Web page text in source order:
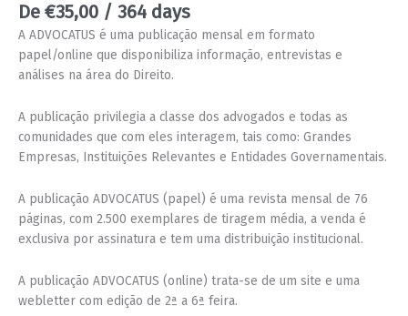
De €35,00 / 364 days
A ADVOCATUS é uma publicação mensal em formato
papel/online que disponibiliza informação, entrevistas e
análises na área do Direito.
A publicação privilegia a classe dos advogados e todas as
comunidades que com eles interagem, tais como: Grandes
Empresas, Instituições Relevantes e Entidades Governamentais.
A publicação ADVOCATUS (papel) é uma revista mensal de 76
páginas, com 2.500 exemplares de tiragem média, a venda é
exclusiva por assinatura e tem uma distribuição institucional.
A publicação ADVOCATUS (online) trata-se de um site e uma
webletter com edição de 2ª a 6ª feira.